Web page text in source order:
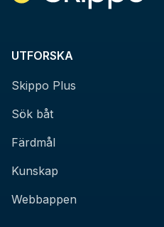
UTFORSKA
Skippo Plus
Sök båt
Färdmål
Kunskap
Webbappen